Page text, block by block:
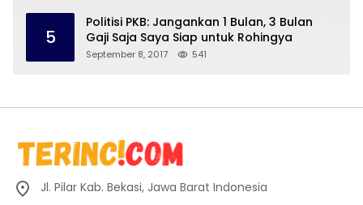
5
Politisi PKB: Jangankan 1 Bulan, 3 Bulan
Gaji Saja Saya Siap untuk Rohingya
September 8, 2017 541
Jl. Pilar Kab. Bekasi, Jawa Barat Indonesia